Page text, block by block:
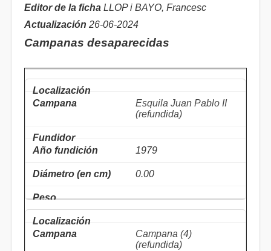
Editor de la ficha LLOP i BAYO, Francesc
Actualización 26-06-2024
Campanas desaparecidas
Esquila Juan Pablo II
(refundida)
1979
0.00
Campana (4)
(refundida)